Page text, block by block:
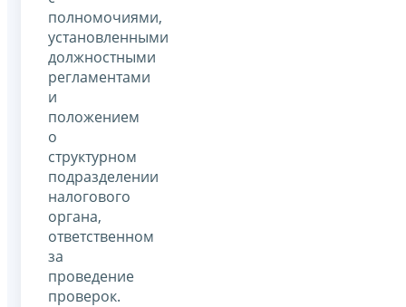
полномочиями,
установленными
должностными
регламентами
и
положением
о
структурном
подразделении
налогового
органа,
ответственном
за
проведение
проверок.